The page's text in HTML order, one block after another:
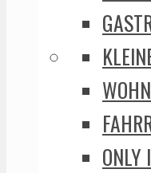
ONLY